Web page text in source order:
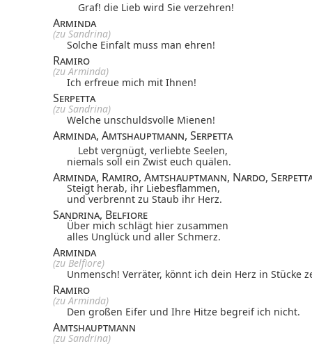
Graf! die Lieb wird Sie verzehren!
Arminda
(zu Sandrina)
Solche Einfalt muss man ehren!
Ramiro
(zu Arminda)
Ich erfreue mich mit Ihnen!
Serpetta
(zu Sandrina)
Welche unschuldsvolle Mienen!
Arminda, Amtshauptmann, Serpetta
Lebt vergnügt, verliebte Seelen,
niemals soll ein Zwist euch quälen.
Arminda, Ramiro, Amtshauptmann, Nardo,
Steigt herab, ihr Liebesflammen,
und verbrennt zu Staub ihr Herz.
Sandrina, Belfiore
Über mich schlägt hier zusammen
alles Unglück und aller Schmerz.
Arminda
(zu Belfiore)
Unmensch! Verräter, könnt ich dein Herz in Stücke
Ramiro
(zu Arminda)
Den großen Eifer und Ihre Hitze begreif ich nicht.
Amtshauptmann
(zu Sandrina)